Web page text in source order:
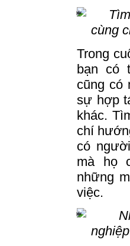
cùng
Trong
bạn có
cũng có
sự hợp
khác.
chí
có
mà họ
những
việc.
nghiệp